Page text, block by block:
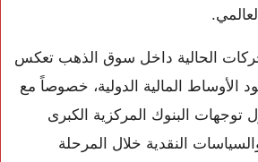
الحالية داخل سوق الذهب تعكس
الأوساط المالية الدولية، خصوصاً مع
توجهات البنوك المركزية الكبرى
النقدية خلال المرحلة